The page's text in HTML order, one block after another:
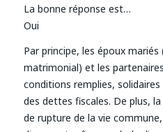
La bonne réponse est…
Oui
Par principe, les époux
matrimonial) et les
conditions remplies,
des dettes fiscales. De plus, la
de rupture de la vie